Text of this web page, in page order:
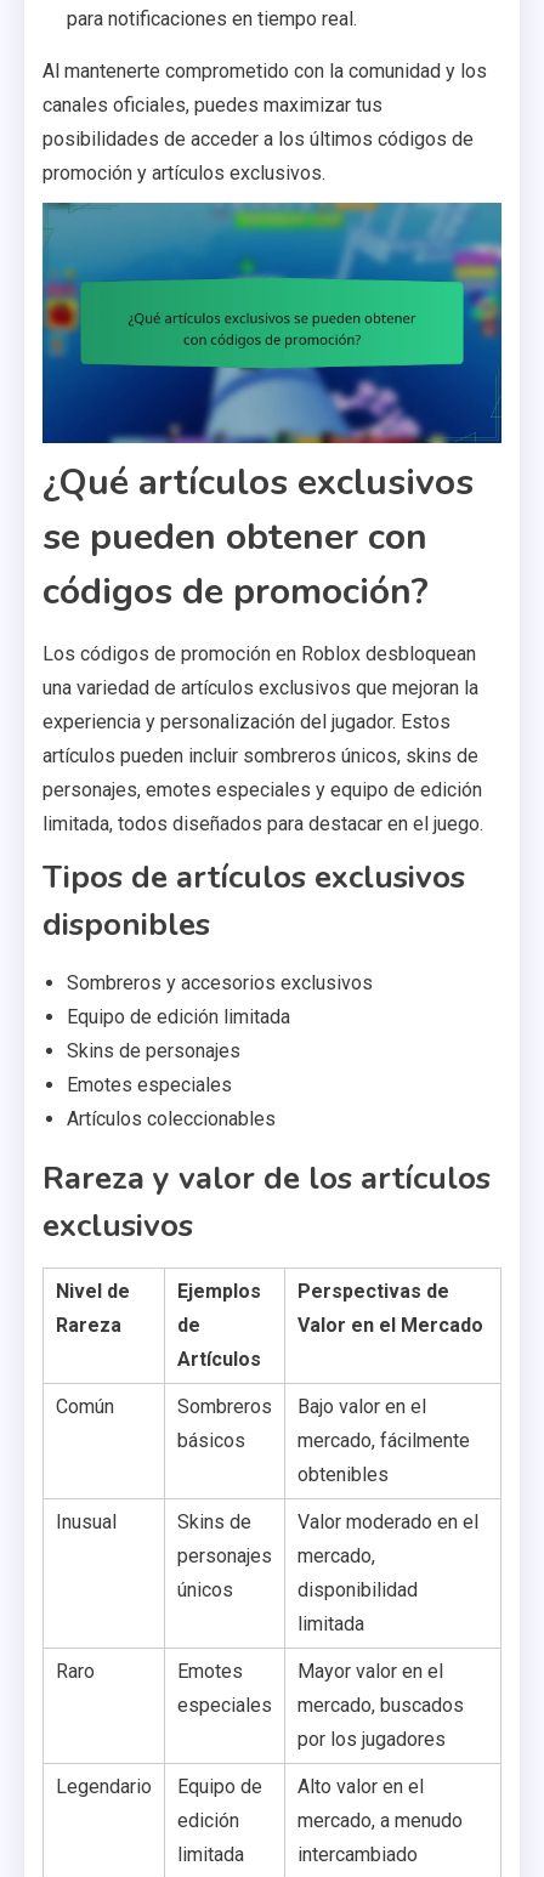
para notificaciones en tiempo real.
Al mantenerte comprometido con la comunidad y los
canales oficiales, puedes maximizar tus
posibilidades de acceder a los últimos códigos de
promoción y artículos exclusivos.
¿Qué artículos exclusivos
se pueden obtener con
códigos de promoción?
Los códigos de promoción en Roblox desbloquean
una variedad de artículos exclusivos que mejoran la
experiencia y personalización del jugador. Estos
artículos pueden incluir sombreros únicos, skins de
personajes, emotes especiales y equipo de edición
limitada, todos diseñados para destacar en el juego.
Tipos de artículos exclusivos
disponibles
Sombreros y accesorios exclusivos
Equipo de edición limitada
Skins de personajes
Emotes especiales
Artículos coleccionables
Rareza y valor de los artículos
exclusivos
Nivel de
Rareza
Ejemplos
de
Artículos
Perspectivas de
Valor en el Mercado
Común
Sombreros
básicos
Bajo valor en el
mercado, fácilmente
obtenibles
Inusual
Skins de
personajes
únicos
Valor moderado en el
mercado,
disponibilidad
limitada
Raro
Emotes
especiales
Mayor valor en el
mercado, buscados
por los jugadores
Legendario
Equipo de
edición
limitada
Alto valor en el
mercado, a menudo
intercambiado